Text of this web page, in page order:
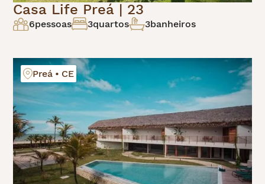
Casa Life Preá | 23
6pessoas 3quartos 3banheiros
Preá • CE